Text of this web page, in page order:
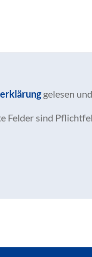
gelesen
Felder sind